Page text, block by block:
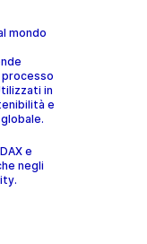
mondo
processo
in
e
e
negli